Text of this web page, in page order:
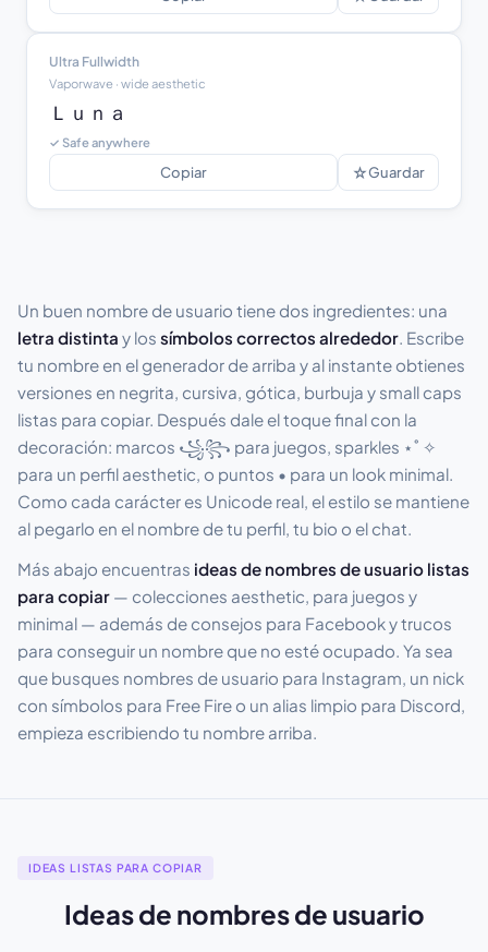
Ultra Fullwidth
Vaporwave · wide aesthetic
Ｌｕｎａ
✓ Safe anywhere
Copiar ☆Guardar
Un buen nombre de usuario tiene dos ingredientes: una
letra distinta y los símbolos correctos alrededor. Escribe
tu nombre en el generador de arriba y al instante obtienes
versiones en negrita, cursiva, gótica, burbuja y small caps
listas para copiar. Después dale el toque final con la
decoración: marcos ꧁꧂ para juegos, sparkles ⋆˚ ✧
para un perfil aesthetic, o puntos • para un look minimal.
Como cada carácter es Unicode real, el estilo se mantiene
al pegarlo en el nombre de tu perfil, tu bio o el chat.
Más abajo encuentras ideas de nombres de usuario listas
para copiar — colecciones aesthetic, para juegos y
minimal — además de consejos para Facebook y trucos
para conseguir un nombre que no esté ocupado. Ya sea
que busques nombres de usuario para Instagram, un nick
con símbolos para Free Fire o un alias limpio para Discord,
empieza escribiendo tu nombre arriba.
IDEAS LISTAS PARA COPIAR
Ideas de nombres de usuario